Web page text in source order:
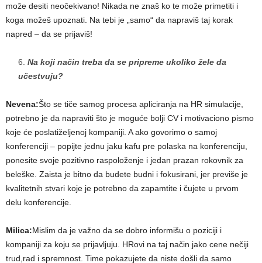
može desiti neočekivano! Nikada ne znaš ko te može primetiti i
koga možeš upoznati. Na tebi je „samo“ da napraviš taj korak
napred – da se prijaviš!
Na koji način treba da se pripreme ukoliko žele da
učestvuju?
Nevena:Što se tiče samog procesa apliciranja na HR simulacije,
potrebno je da napraviti što je moguće bolji CV i motivaciono pismo
koje će poslatiželjenoj kompaniji. A ako govorimo o samoj
konferenciji – popijte jednu jaku kafu pre polaska na konferenciju,
ponesite svoje pozitivno raspoloženje i jedan prazan rokovnik za
beleške. Zaista je bitno da budete budni i fokusirani, jer previše je
kvalitetnih stvari koje je potrebno da zapamtite i čujete u prvom
delu konferencije.
Milica:Mislim da je važno da se dobro informišu o poziciji i
kompaniji za koju se prijavljuju. HRovi na taj način jako cene nečiji
trud,rad i spremnost. Time pokazujete da niste došli da samo